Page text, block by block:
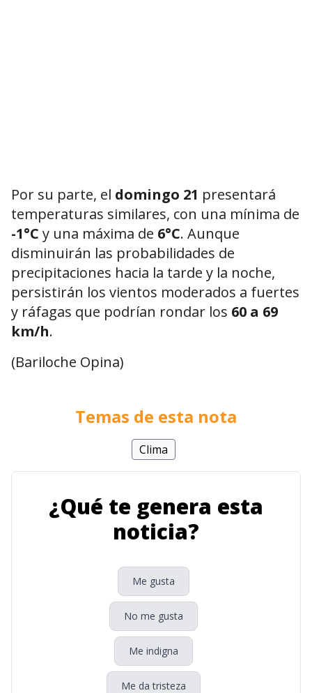
Por su parte, el domingo 21 presentará
temperaturas similares, con una mínima de
-1°C y una máxima de 6°C. Aunque
disminuirán las probabilidades de
precipitaciones hacia la tarde y la noche,
persistirán los vientos moderados a fuertes
y ráfagas que podrían rondar los 60 a 69
km/h.
(Bariloche Opina)
Temas de esta nota
Clima
¿Qué te genera esta
noticia?
Me gusta
No me gusta
Me indigna
Me da tristeza